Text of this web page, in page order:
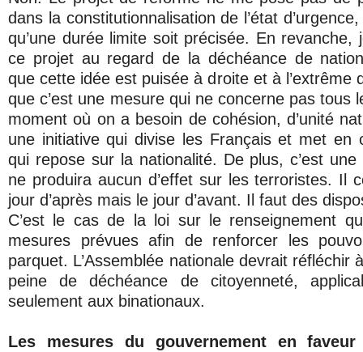
dans la constitutionnalisation de l’état
qu’une durée limite soit précisée. En
ce projet au regard de la déchéance de
que cette idée est puisée à droite et à l’extrême
que c’est une mesure qui ne concerne pas tous
moment où on a besoin de cohésion, d’unité
une initiative qui divise les Français et met en
qui repose sur la nationalité. De plus, c’est
ne produira aucun d’effet sur les terroristes. Il
jour d’après mais le jour d’avant. Il faut des
C’est le cas de la loi sur le renseignement
mesures prévues afin de renforcer les
parquet. L’Assemblée nationale devrait réfléchir
peine de déchéance de citoyenneté,
seulement aux binationaux.
Les mesures du gouvernement en